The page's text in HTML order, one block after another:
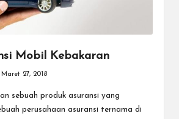
Mobil Kebakaran
Maret 27, 2018
sebuah produk asuransi yang
perusahaan asuransi ternama di